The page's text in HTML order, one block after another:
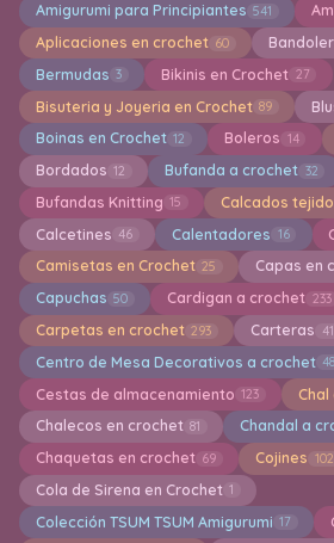
Amigurumi para Principiantes 541
Aplicaciones en crochet 60
Bermudas 3 Bikinis en Crochet 27
Bisuteria y Joyeria en Crochet 89
Boinas en Crochet 12 Boleros 14
Bordados 12 Bufanda a crochet 32
Bufandas Knitting 15 Calcados
Calcetines 46 Calentadores 16
Camisetas en Crochet 25 Capas en
Capuchas 50 Cardigan a crochet 233
Carpetas en crochet 293 Carteras 41
Centro de Mesa Decorativos a crochet 48
Cestas de almacenamiento 123
Chalecos en crochet 81 Chandal a
Chaquetas en crochet 69 Cojines 102
Cola de Sirena en Crochet 1
Colección TSUM TSUM Amigurumi 17